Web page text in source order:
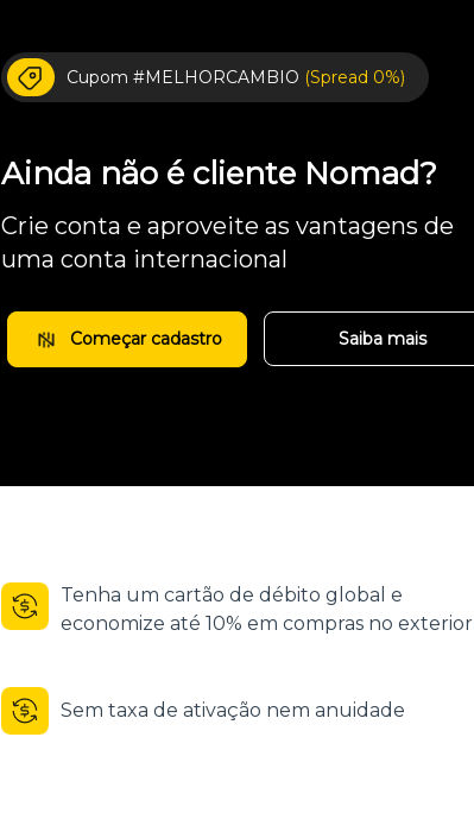
Cupom #MELHORCAMBIO (Spread 0%)
Ainda não é cliente Nomad?
Crie conta e aproveite as vantagens de
uma conta internacional
Começar cadastro Saiba mais
Tenha um cartão de débito global e
economize até 10% em compras no exterior
Sem taxa de ativação nem anuidade